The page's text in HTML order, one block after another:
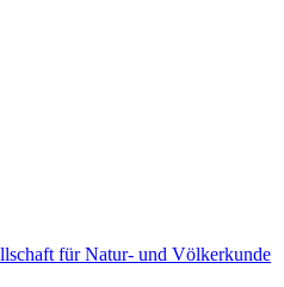
für Natur- und Völkerkunde